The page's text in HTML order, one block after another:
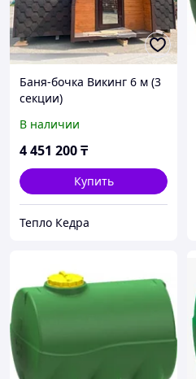
Баня-бочка Викинг 6 м (3
секции)
В наличии
4 451 200₸
Купить
Тепло Кедра